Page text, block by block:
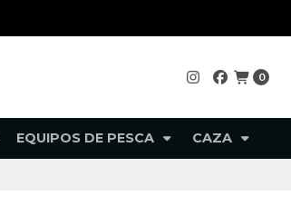
0
EQUIPOS DE PESCA CAZA